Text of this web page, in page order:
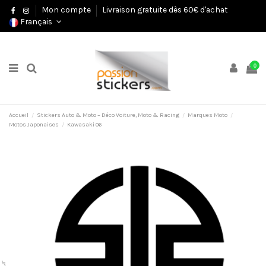
Mon compte
Livraison gratuite dès 60€ d'achat
Français
0
Accueil Stickers Auto & Moto – Déco Voiture, Moto & Racing
Marques Moto
Motos Japonaises
Kawasaki 06